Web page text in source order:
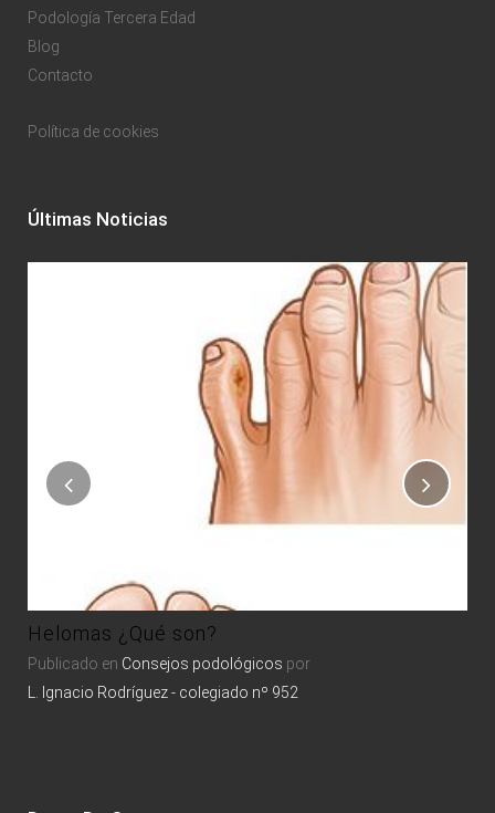
Podología Tercera Edad
Blog
Contacto
Política de cookies
Últimas Noticias
Helomas ¿Qué son?
Publicado en Consejos podológicos por
L. Ignacio Rodríguez - colegiado nº 952